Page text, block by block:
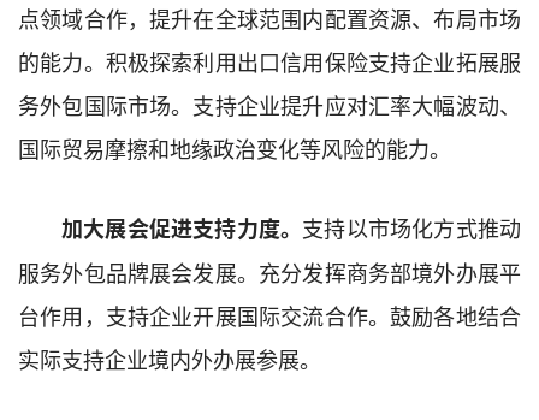
点领域合作，提升在全球范围内配置资源、布局市场
的能力。 积极探索利用出口信用保险支持企业拓展服
务外包国际市场。 支持企业提升应对汇率大幅波动、
国际贸易摩擦和地缘政治变化等风险的能力。
加大展会促进支持力度。 支持以市场化方式推动
服务外包品牌展会发展。 充分发挥商务部境外办展平
台作用，支持企业开展国际交流合作。鼓励各地结合
实际支持企业境内外办展参展。